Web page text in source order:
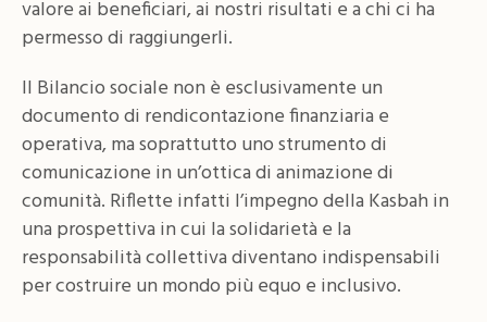
valore ai beneficiari, ai nostri risultati e a chi ci ha
permesso di raggiungerli.
Il Bilancio sociale non è esclusivamente un
documento di rendicontazione finanziaria e
operativa, ma soprattutto uno strumento di
comunicazione in un’ottica di animazione di
comunità. Riflette infatti l’impegno della Kasbah in
una prospettiva in cui la solidarietà e la
responsabilità collettiva diventano indispensabili
per costruire un mondo più equo e inclusivo.